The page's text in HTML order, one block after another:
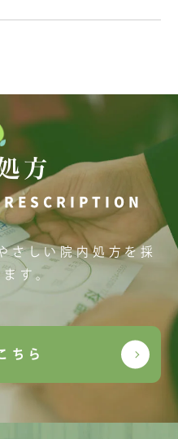
方
さしい院内処方を採
す。
ちら